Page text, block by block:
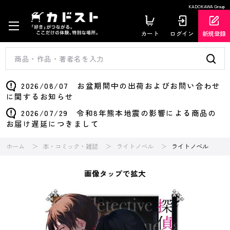
KADOKAWA Group
カート ログイン 新規登録
2026/08/07 お盆期間中の出荷およびお問い合わせ
に関するお知らせ
2026/07/29 令和8年熊本地震の影響による商品の
お届け遅延につきまして
ホーム 本・コミック・雑誌 ライトノベル ライトノベル
画像タップで拡大